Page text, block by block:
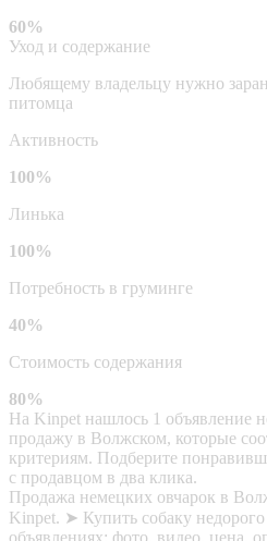
60%
Уход и содержание
Любящему владельцу нужно
питомца
Активность
100%
Линька
100%
Потребность в груминге
40%
Стоимость содержания
80%
На Kinpet нашлось 1 объявление
продажу в Волжском, которые
критериям. Подберите
с продавцом в два клика.
Продажа немецких овчарок в
Kinpet. ➤ Купить собаку
объявлениях: фото, видео, цена,